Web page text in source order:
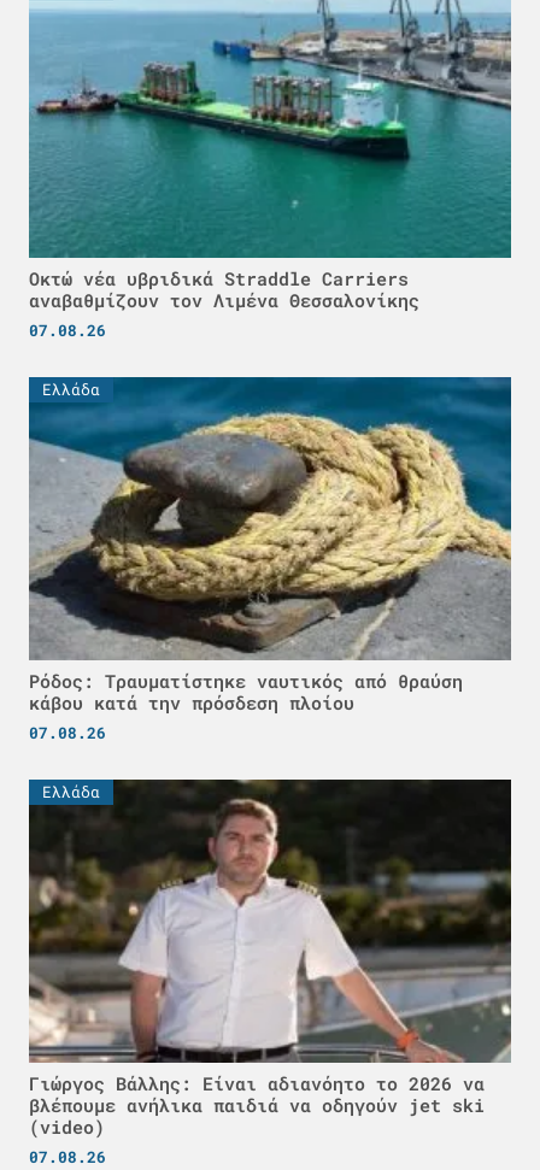
Οκτώ νέα υβριδικά Straddle Carriers
αναβαθμίζουν τον Λιμένα Θεσσαλονίκης
07.08.26
Ελλάδα
Ρόδος: Τραυματίστηκε ναυτικός από θραύση
κάβου κατά την πρόσδεση πλοίου
07.08.26
Ελλάδα
Γιώργος Βάλλης: Είναι αδιανόητο το 2026 να
βλέπουμε ανήλικα παιδιά να οδηγούν jet ski
(video)
07.08.26